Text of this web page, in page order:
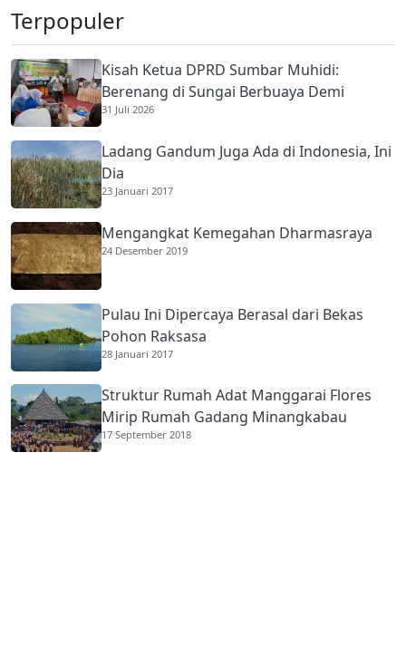
Terpopuler
Kisah Ketua DPRD Sumbar Muhidi:
Berenang di Sungai Berbuaya Demi
Membantu Ekonomi Orang Tua
31 Juli 2026
Ladang Gandum Juga Ada di Indonesia, Ini
Dia
23 Januari 2017
Mengangkat Kemegahan Dharmasraya
24 Desember 2019
Pulau Ini Dipercaya Berasal dari Bekas
Pohon Raksasa
28 Januari 2017
Struktur Rumah Adat Manggarai Flores
Mirip Rumah Gadang Minangkabau
17 September 2018